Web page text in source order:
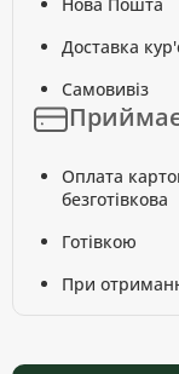
Доставка
Самовивіз
Оплата
безготівкова
Готівкою
При